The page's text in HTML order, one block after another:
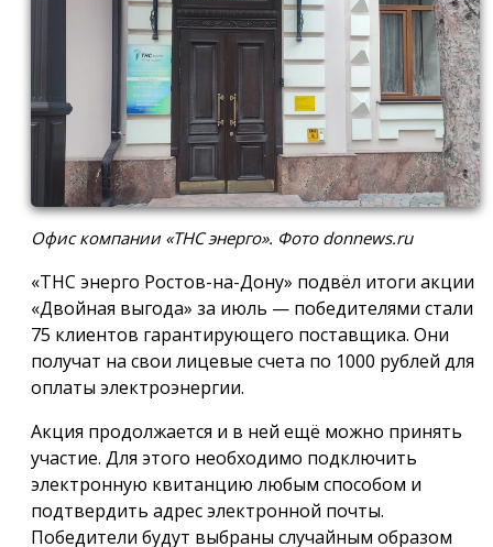
Офис компании «ТНС энерго». Фото donnews.ru
«ТНС энерго Ростов-на-Дону» подвёл итоги акции
«Двойная выгода» за июль — победителями стали
75 клиентов гарантирующего поставщика. Они
получат на свои лицевые счета по 1000 рублей для
оплаты электроэнергии.
Акция продолжается и в ней ещё можно принять
участие. Для этого необходимо подключить
электронную квитанцию любым способом и
подтвердить адрес электронной почты.
Победители будут выбраны случайным образом